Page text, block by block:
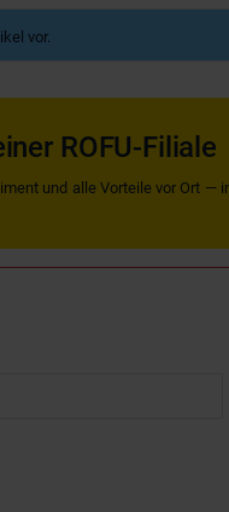
vor.
ROFU-Filiale
und alle Vorteile vor Ort —